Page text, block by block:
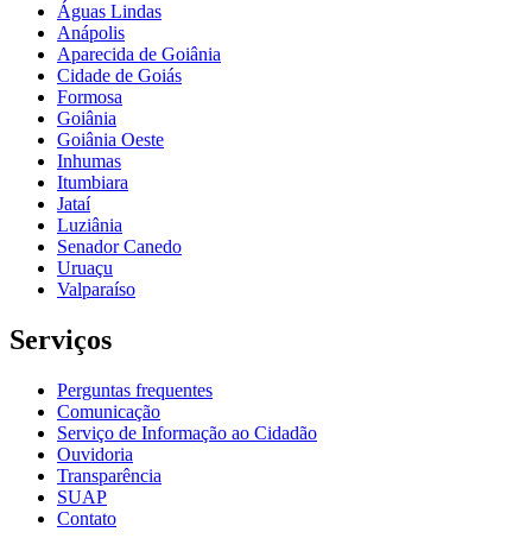
Águas Lindas
Anápolis
Aparecida de Goiânia
Cidade de Goiás
Formosa
Goiânia
Goiânia Oeste
Inhumas
Itumbiara
Jataí
Luziânia
Senador Canedo
Uruaçu
Valparaíso
Serviços
Perguntas frequentes
Comunicação
Serviço de Informação ao Cidadão
Ouvidoria
Transparência
SUAP
Contato